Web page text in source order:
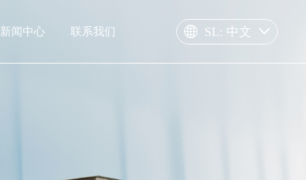
新闻中心 联系我们 SL: 中文